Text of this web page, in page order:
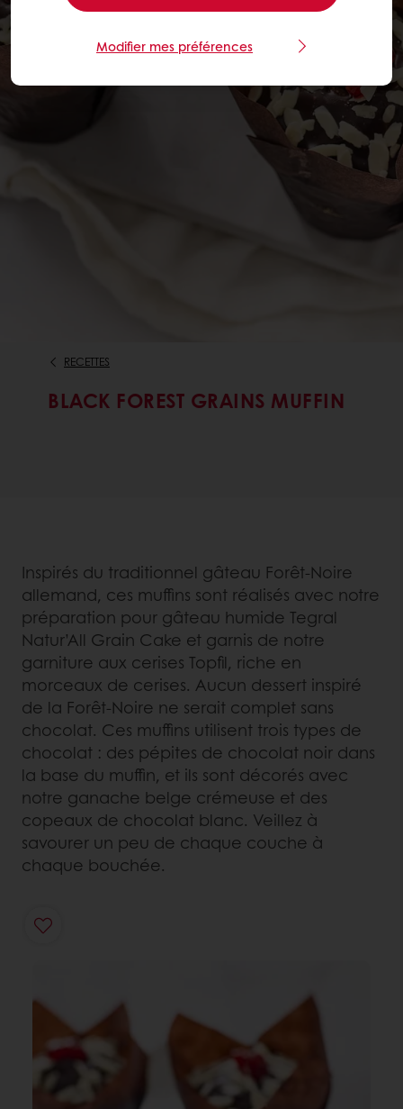
RECETTES
BLACK FOREST GRAINS MUFFIN
Inspirés du traditionnel gâteau Forêt-Noire
allemand, ces muffins sont réalisés avec notre
préparation pour gâteau humide Tegral
Natur’All Grain Cake et garnis de notre
garniture aux cerises Topfil, riche en
morceaux de cerises. Aucun dessert inspiré
de la Forêt-Noire ne serait complet sans
chocolat. Ces muffins utilisent trois types de
chocolat : des pépites de chocolat noir dans
la base du muffin, et ils sont décorés avec
notre ganache belge crémeuse et des
copeaux de chocolat blanc. Veillez à
savourer un peu de chaque couche à
chaque bouchée.
Modifier mes préférences